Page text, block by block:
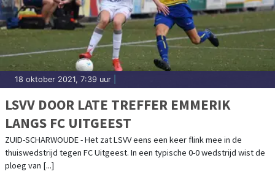
18 oktober 2021, 7:39 uur
LSVV DOOR LATE TREFFER EMMERIK
LANGS FC UITGEEST
ZUID-SCHARWOUDE - Het zat LSVV eens een keer flink mee in de
thuiswedstrijd tegen FC Uitgeest. In een typische 0-0 wedstrijd wist de
ploeg van [...]